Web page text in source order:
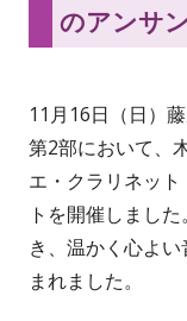
のアンサ
11月16日（日）
第2部において、
エ・クラリネッ
トを開催しまし
き、温かく心よ
まれました。